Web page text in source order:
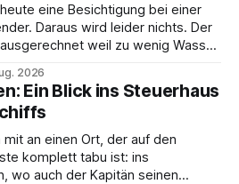
eine Besichtigung bei einer
Daraus wird leider nichts. Der
weil zu wenig Wasser
die Donau hinunter Richtung
2026
Ein Blick ins Steuerhaus
an einen Ort, der auf den
komplett tabu ist: ins
wo auch der Kapitän seinen